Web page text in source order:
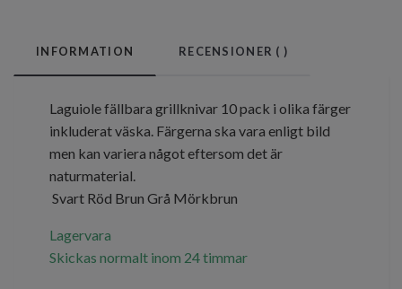
INFORMATION RECENSIONER ( )
Laguiole fällbara grillknivar 10 pack i olika färger
inkluderat väska. Färgerna ska vara enligt bild
men kan variera något eftersom det är
naturmaterial.
Svart Röd Brun Grå Mörkbrun
Lagervara
Skickas normalt inom 24 timmar